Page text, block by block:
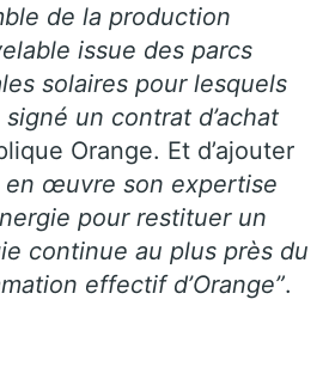
de la production
issue des parcs
solaires pour lesquels
un contrat d’achat
Orange. Et d’ajouter
en œuvre son expertise
pour restituer un
continue au plus près du
effectif d’Orange”.